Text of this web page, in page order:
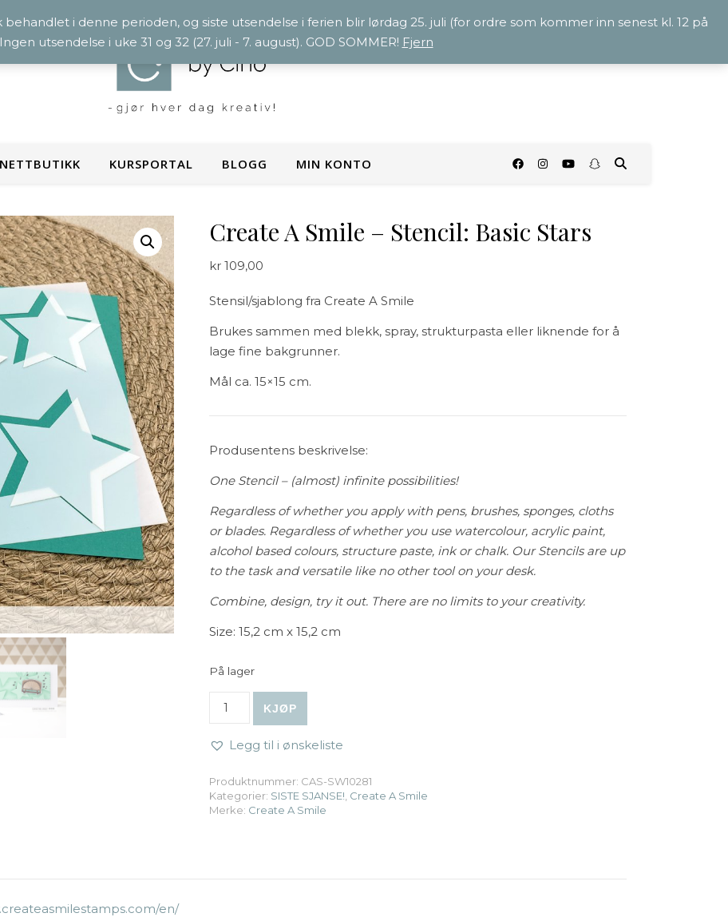
NETTBUTIKK KURSPORTAL BLOGG MIN KONTO
Create A Smile – Stencil: Basic Stars
kr109,00
Stensil/sjablong fra Create A Smile
Brukes sammen med blekk, spray, strukturpasta eller liknende for å
lage fine bakgrunner.
Mål ca. 15×15 cm.
Produsentens beskrivelse:
One Stencil – (almost) infinite possibilities!
Regardless of whether you apply with pens, brushes, sponges, cloths
or blades. Regardless of whether you use watercolour, acrylic paint,
alcohol based colours, structure paste, ink or chalk. Our Stencils are up
to the task and versatile like no other tool on your desk.
Combine, design, try it out. There are no limits to your creativity.
Size: 15,2 cm x 15,2 cm
På lager
KJØP
Legg til i ønskeliste
Produktnummer: CAS-SW10281
Kategorier: SISTE SJANSE! Create A Smile
Merke: Create A Smile
en/
behandlet i denne perioden, og siste utsendelse i ferien blir lørdag 25. juli (for ordre som kommer inn senest kl. 12 på
utsendelse i uke 31 og 32 (27. juli - 7. august). GOD SOMMER! Fjern